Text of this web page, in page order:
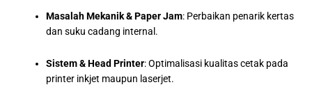
Masalah Mekanik & Paper Jam: Perbaikan penarik kertas
dan suku cadang internal.
Sistem & Head Printer: Optimalisasi kualitas cetak pada
printer inkjet maupun laserjet.